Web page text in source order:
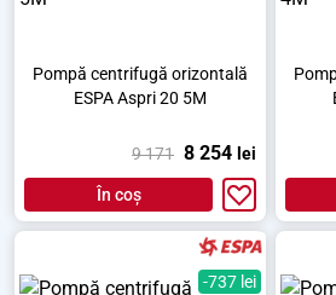
Pompă centrifugă orizontală
ESPA Aspri 20 5M
9 171 8 254 lei
În coș
-737 lei